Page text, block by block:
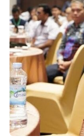
©
Copyright
2026
lensasulsel.com
.
All
Right
Reserved